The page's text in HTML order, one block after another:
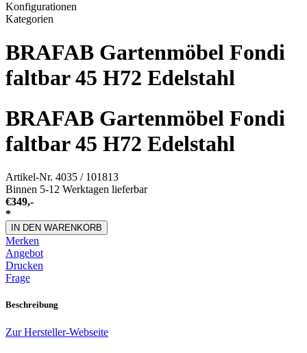
Konfigurationen
Kategorien
BRAFAB Gartenmöbel Fondi
faltbar 45 H72 Edelstahl
BRAFAB Gartenmöbel Fondi
faltbar 45 H72 Edelstahl
Artikel-Nr. 4035 / 101813
Binnen 5-12 Werktagen lieferbar
€349,-
*
IN DEN WARENKORB
Merken
Angebot
Drucken
Frage
Beschreibung
Zur Hersteller-Webseite